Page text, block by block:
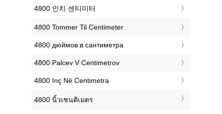
‎4800 인치 센티미터
‎4800 Tommer Til Centimeter
‎4800 дюймов в сантиметра
‎4800 Palcev V Centimetrov
‎4800 Inç Në Centimetra
‎4800 นิ้วเซนติเมตร